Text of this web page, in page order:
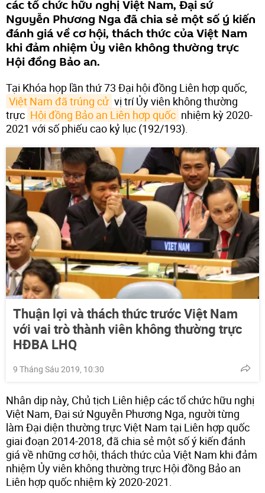
các tổ chức hữu nghị Việt Nam, Đại sứ
Nguyễn Phương Nga đã chia sẻ một số ý kiến
đánh giá về cơ hội, thách thức của Việt Nam
khi đảm nhiệm Ủy viên không thường trực
Hội đồng Bảo an.
Tại Khóa họp lần thứ 73 Đại hội đồng Liên hợp quốc,
Việt Nam đã trúng cử vị trí Ủy viên không thường
trực Hội đồng Bảo an Liên hợp quốc nhiệm kỳ 2020-
2021 với số phiếu cao kỷ lục (192/193).
Thuận lợi và thách thức trước Việt Nam
với vai trò thành viên không thường trực
HĐBA LHQ
9 Tháng Sáu 2019, 10:30
Nhân dịp này, Chủ tịch Liên hiệp các tổ chức hữu nghị
Việt Nam, Đại sứ Nguyễn Phương Nga, người từng
làm Đại diện thường trực Việt Nam tại Liên hợp quốc
giai đoạn 2014-2018, đã chia sẻ một số ý kiến đánh
giá về những cơ hội, thách thức của Việt Nam khi đảm
nhiệm Ủy viên không thường trực Hội đồng Bảo an
Liên hợp quốc nhiệm kỳ 2020-2021.